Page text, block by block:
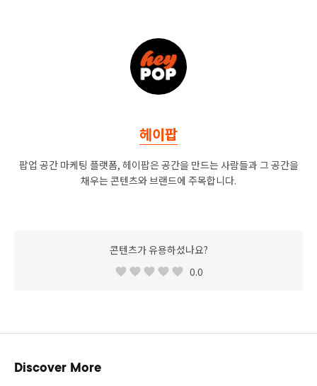
헤이팝
팝업 공간 마케팅 플랫폼, 헤이팝은 공간을 만드는 사람들과 그 공간을
채우는 콘텐츠와 브랜드에 주목합니다.
콘텐츠가 유용하셨나요?
0.0
Discover More